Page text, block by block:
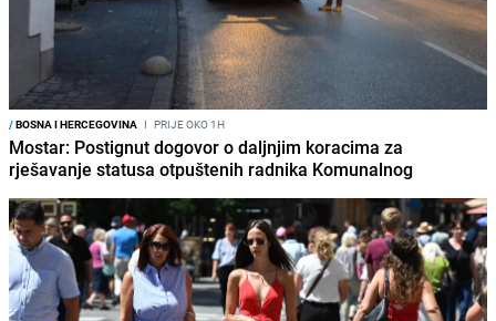
/BOSNA I HERCEGOVINA I PRIJE OKO 1H
Mostar: Postignut dogovor o daljnjim koracima za
rješavanje statusa otpuštenih radnika Komunalnog